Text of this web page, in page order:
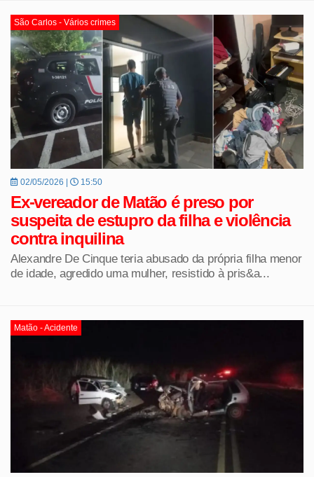
São Carlos - Vários crimes
02/05/2026 | 15:50
Ex-vereador de Matão é preso por
suspeita de estupro da filha e violência
contra inquilina
Alexandre De Cinque teria abusado da própria filha menor
de idade, agredido uma mulher, resistido à pris&a...
Matão - Acidente